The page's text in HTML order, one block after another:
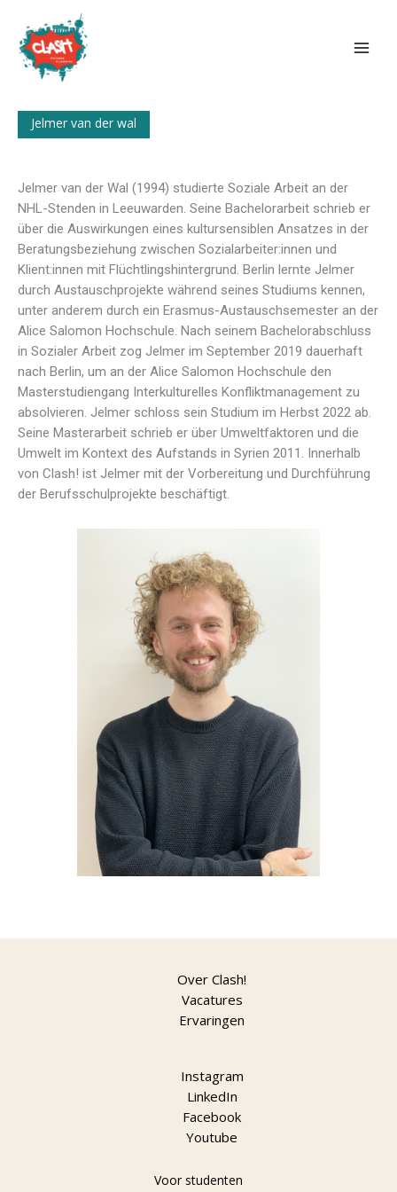
Inhalt
springen
Jelmer van der wal
Jelmer van der Wal (1994) studierte Soziale Arbeit an der
NHL-Stenden in Leeuwarden. Seine Bachelorarbeit schrieb er
über die Auswirkungen eines kultursensiblen Ansatzes in der
Beratungsbeziehung zwischen Sozialarbeiter:innen und
Klient:innen mit Flüchtlingshintergrund. Berlin lernte Jelmer
durch Austauschprojekte während seines Studiums kennen,
unter anderem durch ein Erasmus-Austauschsemester an der
Alice Salomon Hochschule. Nach seinem Bachelorabschluss
in Sozialer Arbeit zog Jelmer im September 2019 dauerhaft
nach Berlin, um an der Alice Salomon Hochschule den
Masterstudiengang Interkulturelles Konfliktmanagement zu
absolvieren. Jelmer schloss sein Studium im Herbst 2022 ab.
Seine Masterarbeit schrieb er über Umweltfaktoren und die
Umwelt im Kontext des Aufstands in Syrien 2011. Innerhalb
von Clash! ist Jelmer mit der Vorbereitung und Durchführung
der Berufsschulprojekte beschäftigt.
Over Clash!
Vacatures
Ervaringen
Instagram
LinkedIn
Facebook
Youtube
Voor studenten